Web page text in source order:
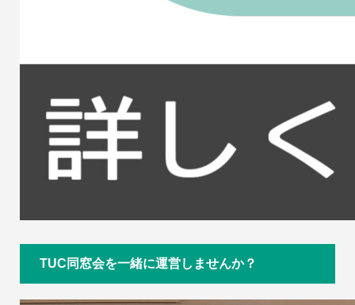
TUC同窓会を一緒に運営しませんか？